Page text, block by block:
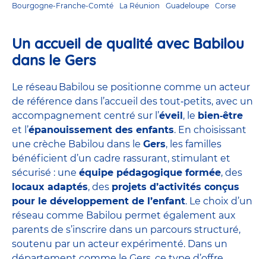
Bourgogne-Franche-Comté
La Réunion Guadeloupe Corse
Un accueil de qualité avec Babilou
dans le Gers
Le réseau Babilou se positionne comme un acteur
de référence dans l’accueil des tout‑petits, avec un
accompagnement centré sur l’éveil, le bien‑être
et l’épanouissement des enfants. En choisissant
une crèche Babilou dans le Gers, les familles
bénéficient d’un cadre rassurant, stimulant et
sécurisé : une équipe pédagogique formée, des
locaux adaptés, des projets d’activités conçus
pour le développement de l’enfant. Le choix d’un
réseau comme Babilou permet également aux
parents de s’inscrire dans un parcours structuré,
soutenu par un acteur expérimenté. Dans un